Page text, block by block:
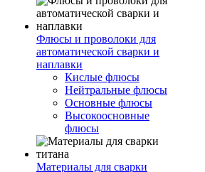
Флюсы и проволоки для
автоматической сварки и
наплавки
Кислые флюсы
Нейтральные флюсы
Основные флюсы
Высокоосновные
флюсы
Материалы для сварки